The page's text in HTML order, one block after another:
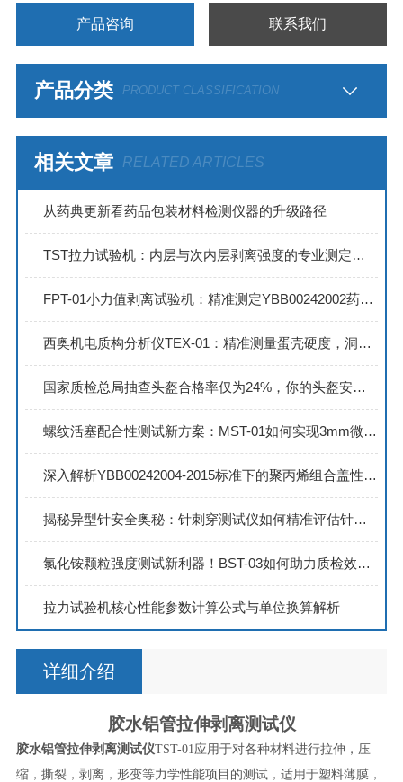
产品咨询 联系我们
产品分类 PRODUCT CLASSIFICATION
相关文章 RELATED ARTICLES
从药典更新看药品包装材料检测仪器的升级路径
TST拉力试验机：内层与次内层剥离强度的专业测定方案
FPT-01小力值剥离试验机：精准测定YBB00242002药用复合硬片剥离强度
西奥机电质构分析仪TEX-01：精准测量蛋壳硬度，洞悉材料机械性能
国家质检总局抽查头盔合格率仅为24%，你的头盔安全吗？
螺纹活塞配合性测试新方案：MST-01如何实现3mm微位移稳定监测？
深入解析YBB00242004-2015标准下的聚丙烯组合盖性能检测流程
揭秘异型针安全奥秘：针刺穿测试仪如何精准评估针尖锋利与穿刺力
氯化铵颗粒强度测试新利器！BST-03如何助力质检效率提升50%？
拉力试验机核心性能参数计算公式与单位换算解析
详细介绍
胶水铝管拉伸剥离测试仪
胶水铝管拉伸剥离测试仪TST-01 应用于对各种材料进行拉伸，压
缩，撕裂，剥离，形变等力学性能项目的测试，适用于塑料薄膜，